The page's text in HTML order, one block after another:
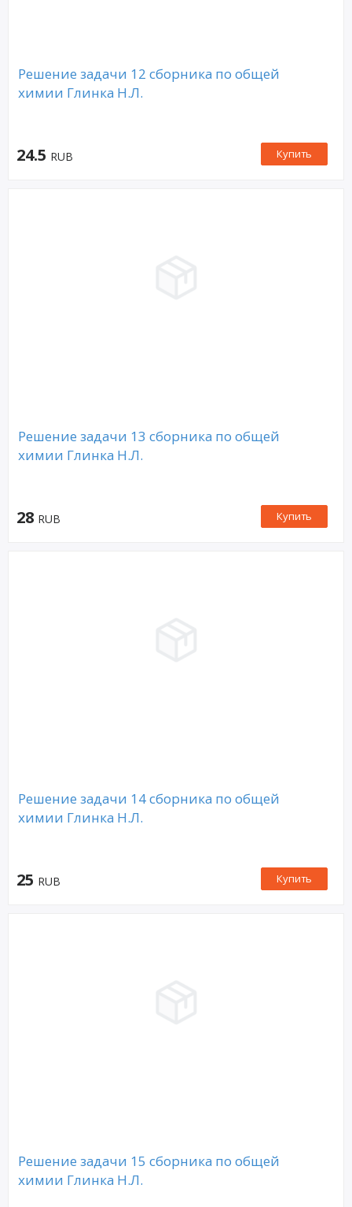
Решение задачи 12 сборника по общей
химии Глинка Н.Л.
24.5 RUB Купить
Решение задачи 13 сборника по общей
химии Глинка Н.Л.
28 RUB Купить
Решение задачи 14 сборника по общей
химии Глинка Н.Л.
25 RUB Купить
Решение задачи 15 сборника по общей
химии Глинка Н.Л.